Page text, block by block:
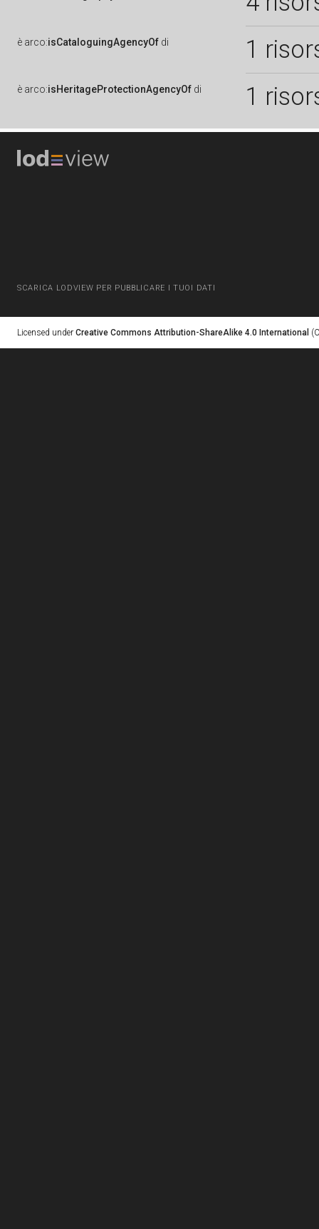
è arco:isCataloguingAgencyOf di 1
è arco:isHeritageProtectionAgencyOf di 1
SCARICA LODVIEW PER PUBBLICARE I TUOI DATI
Licensed under Creative Commons Attribution-ShareAlike 4.0 International